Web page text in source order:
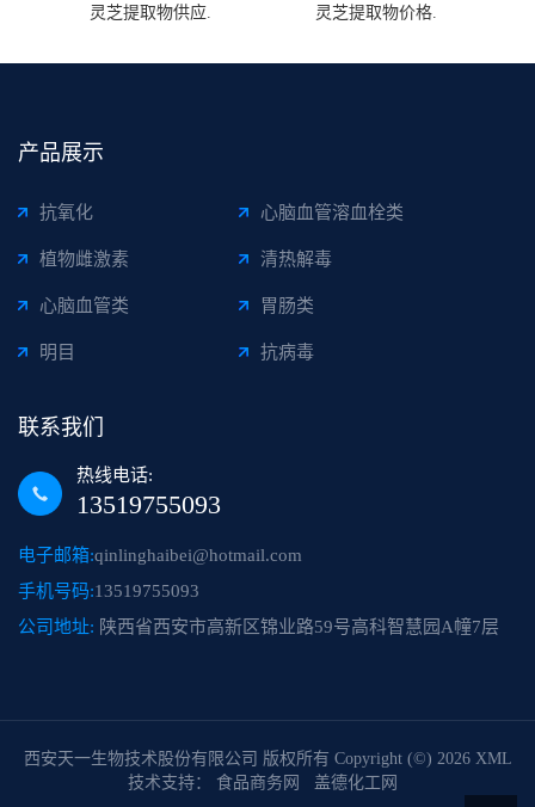
灵芝提取物供应. 灵芝提取物价格.
产品展示
抗氧化 心脑血管溶血栓类
植物雌激素 清热解毒
心脑血管类 胃肠类
明目 抗病毒
联系我们
热线电话:
13519755093
电子邮箱:qinlinghaibei@hotmail.com
手机号码:13519755093
公司地址: 陕西省西安市高新区锦业路59号高科智慧园A幢7层
西安天一生物技术股份有限公司 版权所有 Copyright (©) 2026 XML
技术支持： 食品商务网 盖德化工网